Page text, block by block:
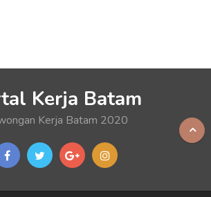
Kerja Batam
Kerja Batam 2020